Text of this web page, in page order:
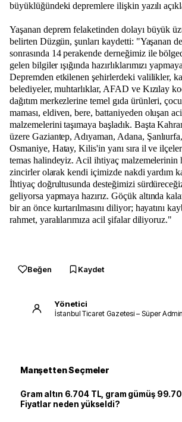
büyüklüğündeki depremlere ilişkin yazılı
Yaşanan deprem felaketinden dolayı büyük
belirten Düzgün, şunları kaydetti: "Yaşanan
sonrasında 14 perakende derneğimiz ile
gelen bilgiler ışığında hazırlıklarımızı
Depremden etkilenen şehirlerdeki valilikler,
belediyeler, muhtarlıklar, AFAD ve Kızılay
dağıtım merkezlerine temel gıda ürünleri,
maması, eldiven, bere, battaniyeden oluşan
malzemelerini taşımaya başladık. Başta
üzere Gaziantep, Adıyaman, Adana,
Osmaniye, Hatay, Kilis'in yanı sıra il ve
temas halindeyiz. Acil ihtiyaç malzemelerinin
zincirler olarak kendi içimizde nakdi yardım
İhtiyaç doğrultusunda desteğimizi
geliyorsa yapmaya hazırız. Göçük altında
bir an önce kurtarılmasını diliyor; hayatını
rahmet, yaralılarımıza acil şifalar diliyoruz."
Beğen Kaydet
Yönetici
İstanbul Ticaret Gazetesi – Süper Admin
Manşetten Seçmeler
Gram altın 6.704 TL, gram gümüş
Fiyatlar neden yükseldi?